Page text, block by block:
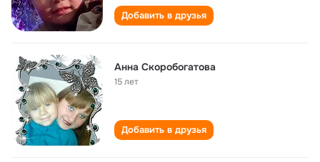
Добавить в друзья
Анна Скоробогатова
15 лет
Добавить в друзья